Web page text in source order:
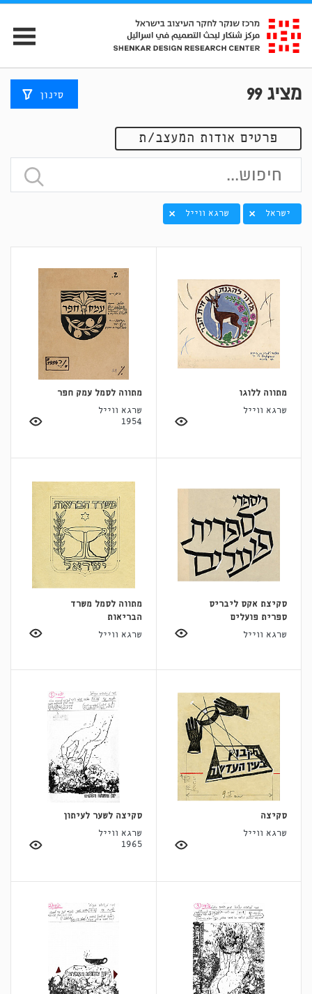
מציג99 סינון
פרטים אודות המעצב/ת
ישראל שרגא ווייל
מתווה ללוגו
שרגא ווייל
מתווה לסמל עמק חפר
שרגא ווייל
1954
סקיצת אקס ליבריס
ספרית פועלים
שרגא ווייל
מתווה לסמל משרד
הבריאות
שרגא ווייל
סקיצה
שרגא ווייל
סקיצה לשער לעיתון
שרגא ווייל
1965